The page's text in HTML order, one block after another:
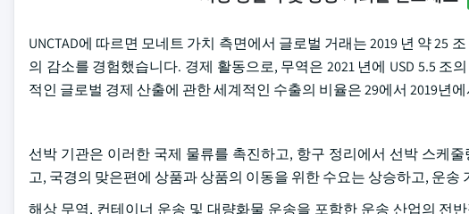
UNCTAD에 따르면 모네트 가치 측면에서 글로벌 거래는 2019 년 약 25
의 감소를 경험했습니다. 경제 활동으로, 무역은 2021 년에 USD 5.5 조
적인 글로벌 경제 산출에 관한 세계적인 수출의 비율은 29에서 2019년
선박 기관은 이러한 국제 물류를 촉진하고, 항구 정리에서 선박 스케
고, 국경의 맞은편에 상품과 상품의 이동을 위한 수요는 상승하고, 운송
해상 무역, 컨테이너 운송 및 대량화물 운송을 포함한 운송 산업의 전